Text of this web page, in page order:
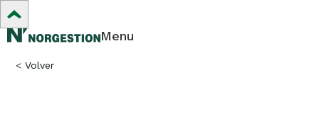
Menu
< Volver